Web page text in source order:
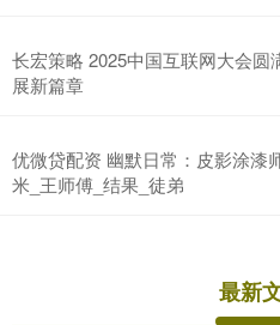
长宏策略 2025中国互联网大会
展新篇章
优微贷配资 幽默日常：皮影涂漆
米_王师傅_结果_徒弟
最新